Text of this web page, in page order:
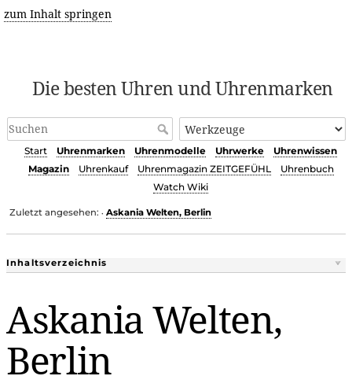
zum Inhalt springen
Die besten Uhren und Uhrenmarken
Start Uhrenmarken Uhrenmodelle Uhrwerke
Uhrenwissen
Magazin
Uhrenkauf Uhrenmagazin ZEITGEFÜHL
Uhrenbuch
Watch Wiki
Zuletzt angesehen: • Askania Welten, Berlin
Inhaltsverzeichnis
Askania Welten,
Berlin